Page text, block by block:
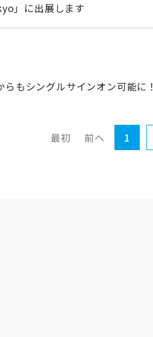
」に出展します
もシングルサインオン可能に！
最初 前へ 1